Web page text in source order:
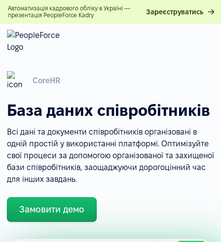
Автоматизація кадрового обліку в Україні —
презентація PeopleForce Kadry
Зареєструватись
CoreHR
База даних співробітників
Всі дані та документи співробітників організовані в
одній простій у використанні платформі. Оптимізуйте
свої процеси за допомогою організованої та захищеної
бази співробітників, заощаджуючи дорогоцінний час
для інших завдань.
Замовити демо